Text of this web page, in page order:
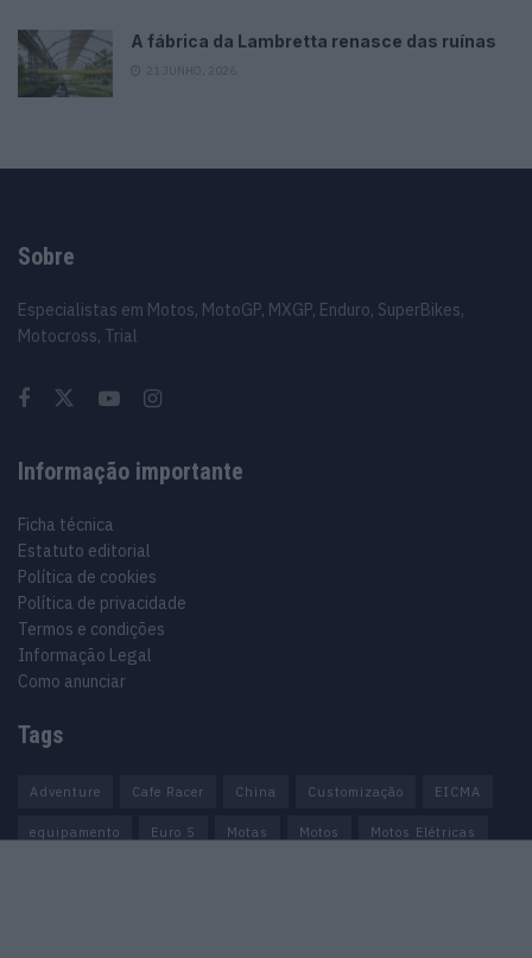
A fábrica da Lambretta renasce das ruínas
Sobre
Especialistas em Motos, MotoGP, MXGP, Enduro, SuperBikes,
Motocross, Trial
Informação importante
Ficha técnica
Estatuto editorial
Política de cookies
Política de privacidade
Termos e condições
Informação Legal
Como anunciar
Tags
Adventure Cafe Racer China Customização EICMA
equipamento Euro 5 Motas Motos Motos Elétricas